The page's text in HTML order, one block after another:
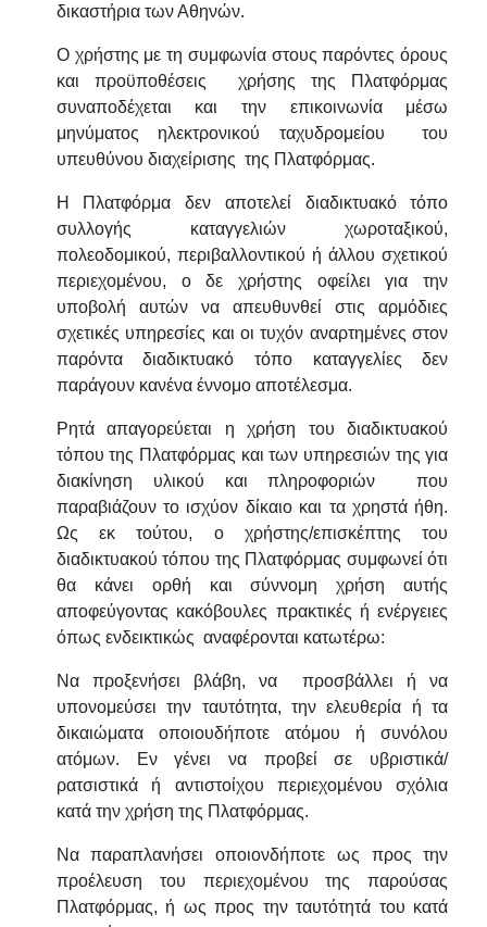
δικαστήρια των Αθηνών.
Ο χρήστης με τη συμφωνία στους παρόντες όρους
και προϋποθέσεις χρήσης της Πλατφόρμας
συναποδέχεται και την επικοινωνία μέσω
μηνύματος ηλεκτρονικού ταχυδρομείου του
υπευθύνου διαχείρισης της Πλατφόρμας.
Η Πλατφόρμα δεν αποτελεί διαδικτυακό τόπο
συλλογής καταγγελιών χωροταξικού,
πολεοδομικού, περιβαλλοντικού ή άλλου σχετικού
περιεχομένου, ο δε χρήστης οφείλει για την
υποβολή αυτών να απευθυνθεί στις αρμόδιες
σχετικές υπηρεσίες και οι τυχόν αναρτημένες στον
παρόντα διαδικτυακό τόπο καταγγελίες δεν
παράγουν κανένα έννομο αποτέλεσμα.
Ρητά απαγορεύεται η χρήση του διαδικτυακού
τόπου της Πλατφόρμας και των υπηρεσιών της για
διακίνηση υλικού και πληροφοριών που
παραβιάζουν το ισχύον δίκαιο και τα χρηστά ήθη.
Ως εκ τούτου, ο χρήστης/επισκέπτης του
διαδικτυακού τόπου της Πλατφόρμας συμφωνεί ότι
θα κάνει ορθή και σύννομη χρήση αυτής
αποφεύγοντας κακόβουλες πρακτικές ή ενέργειες
όπως ενδεικτικώς αναφέρονται κατωτέρω:
Να προξενήσει βλάβη, να προσβάλλει ή να
υπονομεύσει την ταυτότητα, την ελευθερία ή τα
δικαιώματα οποιουδήποτε ατόμου ή συνόλου
ατόμων. Εν γένει να προβεί σε υβριστικά/
ρατσιστικά ή αντιστοίχου περιεχομένου σχόλια
κατά την χρήση της Πλατφόρμας.
Να παραπλανήσει οποιονδήποτε ως προς την
προέλευση του περιεχομένου της παρούσας
Πλατφόρμας, ή ως προς την ταυτότητά του κατά